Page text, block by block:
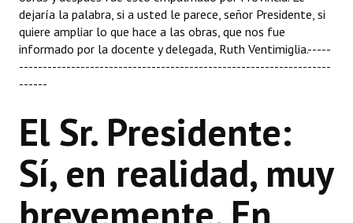
dejaría la palabra, si a usted le parece, señor Presidente, si
quiere ampliar lo que hace a las obras, que nos fue
informado por la docente y delegada, Ruth Ventimiglia.-----
------------------------------------------------------------------
------
El Sr. Presidente:
Sí, en realidad, muy